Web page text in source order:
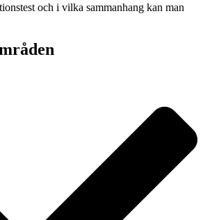
och i vilka sammanhang kan man